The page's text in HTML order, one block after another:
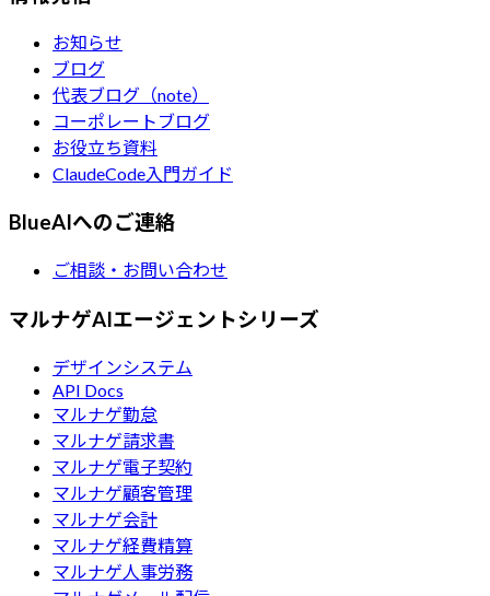
お知らせ
ブログ
代表ブログ（note）
コーポレートブログ
お役立ち資料
ClaudeCode入門ガイド
BlueAIへのご連絡
ご相談・お問い合わせ
マルナゲAIエージェントシリーズ
デザインシステム
API Docs
マルナゲ勤怠
マルナゲ請求書
マルナゲ電子契約
マルナゲ顧客管理
マルナゲ会計
マルナゲ経費精算
マルナゲ人事労務